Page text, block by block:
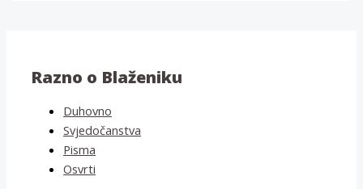
Razno o Blaženiku
Duhovno
Svjedočanstva
Pisma
Osvrti